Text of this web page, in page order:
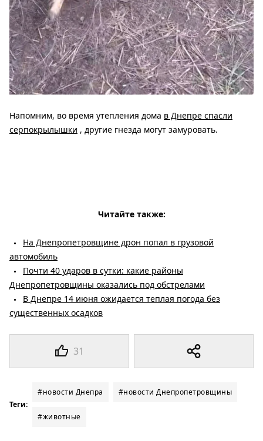
31
Напомним, во время утепления дома в Днепре спасли
серпокрылышки , другие гнезда могут замуровать.
Читайте также:
На Днепропетровщине дрон попал в грузовой
автомобиль
Почти 40 ударов в сутки: какие районы
Днепропетровщины оказались под обстрелами
В Днепре 14 июня ожидается теплая погода без
существенных осадков
Теги:
#новости Днепра #новости Днепропетровщины
#животные